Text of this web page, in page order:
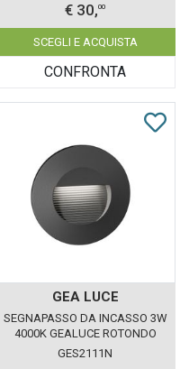
€ 30,00
SCEGLI E ACQUISTA
CONFRONTA
GEA LUCE
SEGNAPASSO DA INCASSO 3W
4000K GEALUCE ROTONDO
GRIGIO IP65
GES2111N